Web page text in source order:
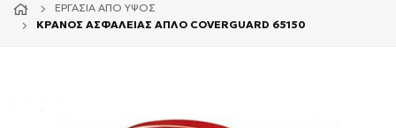
ΕΡΓΑΣΊΑ ΑΠΌ ΎΨΟΣ
ΚΡΑΝΟΣ ΑΣΦΑΛΕΙΑΣ ΑΠΛΟ COVERGUARD 65150